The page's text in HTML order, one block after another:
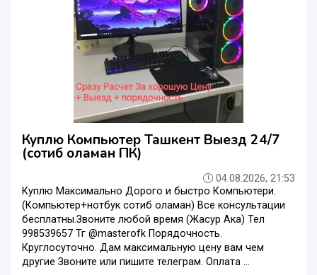
Куплю Компьютер Ташкент Выезд 24/7
(сотиб оламан ПК)
04.08.2026, 21:53
Куплю Максимально Дорого и быстро Компьютери.
(Компьютер+нотбук сотиб оламан) Все консультации
бесплатны.Звоните любой время (Жасур Ака) Тел
998539657 Тг @masterofk Порядочность.
Круглосуточно. Дам максимальную цену вам чем
другие Звоните или пишите телеграм. Оплата ...